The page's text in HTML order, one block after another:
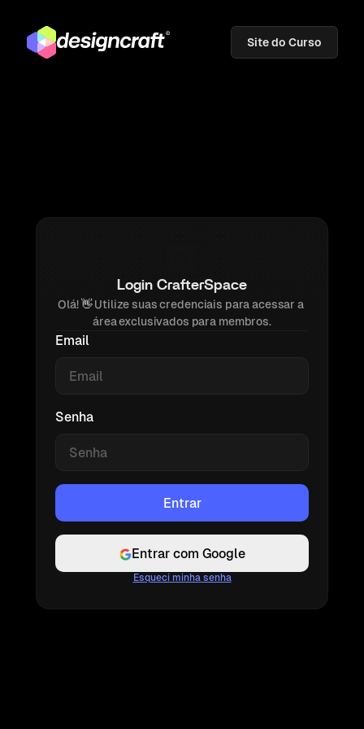
Site do Curso
Login CrafterSpace
Olá! 👋 Utilize suas credenciais para acessar a
área exclusivados para membros.
Email
Senha
Entrar com Google
Esqueci minha senha